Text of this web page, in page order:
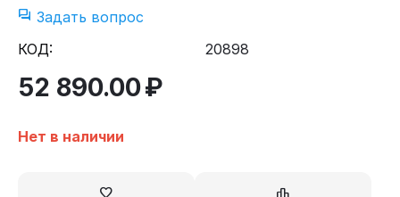
Задать вопрос
КОД:
20898
52 890.00₽
Нет в наличии